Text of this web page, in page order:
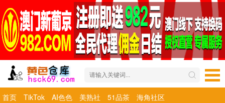
首页 TikTok AI色色 美熟社 51品茶 海角社区